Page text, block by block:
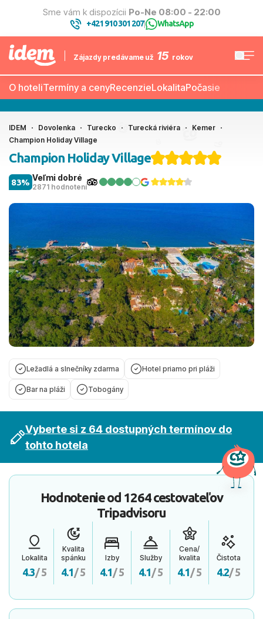
Sme vám k dispozícii Po-Ne 08:00 - 22:00
+421 910 301 207| WhatsApp
Zájazdy predávame už 15 rokov
O hoteliTermíny a cenyRecenzieLokalitaPočasie
IDEM Dovolenka Turecko Turecká riviéra
Kemer
Champion Holiday Village
Champion Holiday Village
Veľmi dobré
2871 hodnotení
83%
Ležadlá a slnečníky zdarma Hotel priamo pri pláži
Bar na pláži Tobogány
Vyberte si z 64 dostupných termínov do
tohto hotela
Hodnotenie od 1264 cestovateľov
Tripadvisoru
Lokalita
4.3/ 5
Kvalita
spánku
4.1/ 5
Izby
4.1/ 5
Služby
4.1/ 5
Cena/
kvalita
4.1/ 5
Čistota
4.2/ 5